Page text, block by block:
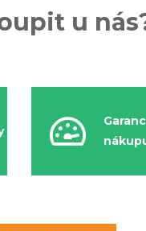
u